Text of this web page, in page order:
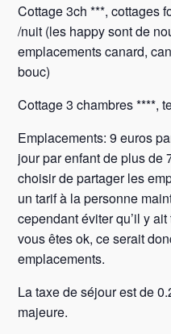
Cottage 3ch ***, cottages
/nuit (les happy sont de
emplacements canard,
bouc)
Cottage 3 chambres ****,
Emplacements: 9 euros
jour par enfant de plus de
choisir de partager les
un tarif à la personne
cependant éviter qu’il y
vous êtes ok, ce serait
emplacements.
La taxe de séjour est de
majeure.